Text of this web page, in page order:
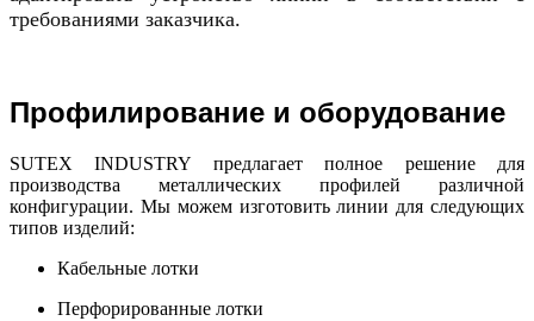
требованиями заказчика.
Профилирование и оборудование
SUTEX INDUSTRY предлагает полное решение для
производства металлических профилей различной
конфигурации. Мы можем изготовить линии для следующих
типов изделий:
Кабельные лотки
Перфорированные лотки